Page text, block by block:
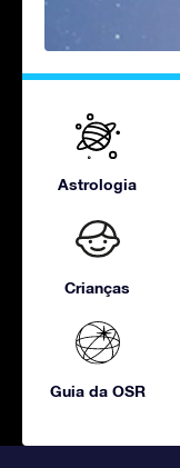
Astrologia
Crianças
Guia da OSR